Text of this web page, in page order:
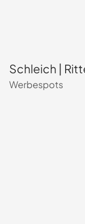
Schleich |
Werbespots